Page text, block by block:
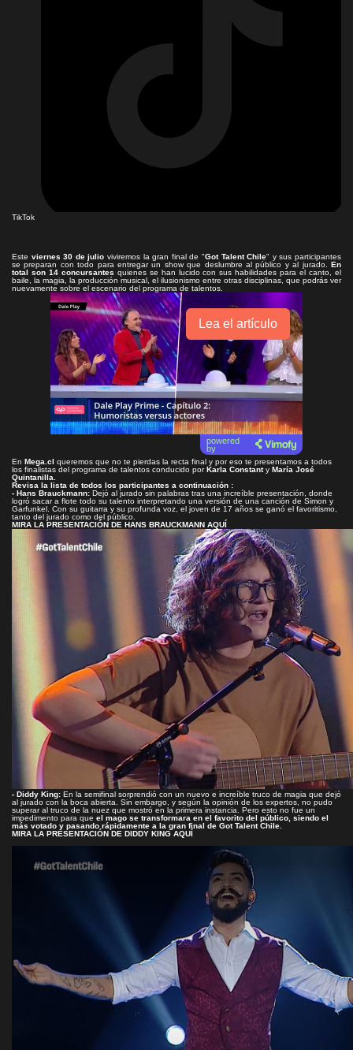
TikTok
Este viernes 30 de julio viviremos la gran final de "Got Talent Chile" y sus participantes
se preparan con todo para entregar un show que deslumbre al público y al jurado. En
total son 14 concursantes quienes se han lucido con sus habilidades para el canto, el
baile, la magia, la producción musical, el ilusionismo entre otras disciplinas, que podrás ver
nuevamente sobre el escenario del programa de talentos.
Lea el artículo
powered
by
En Mega.cl queremos que no te pierdas la recta final y por eso te presentamos a todos
los finalistas del programa de talentos conducido porKarla Constanty María José
Quintanilla.
Revisa la lista de todos los participantes a continuación :
- Hans Brauckmann: Dejó al jurado sin palabras tras una increíble presentación, donde
logró sacar a flote todo su talento interpretando una versión de una canción de Simon y
Garfunkel. Con su guitarra y su profunda voz, el joven de 17 años se ganó el favoritismo,
tanto del jurado como del público.
MIRA LA PRESENTACIÓN DE HANS BRAUCKMANN AQUÍ
- Diddy King: En la semifinal sorprendió con un nuevo e increíble truco de magia que dejó
al jurado con la boca abierta. Sin embargo, y según la opinión de los expertos, no pudo
superar al truco de la nuez que mostró en la primera instancia. Pero esto no fue un
impedimento para que el mago se transformara en el favorito del público, siendo el
más votado y pasando rápidamente a la gran final de Got Talent Chile.
MIRA LA PRESENTACIÓN DE DIDDY KING AQUÍ